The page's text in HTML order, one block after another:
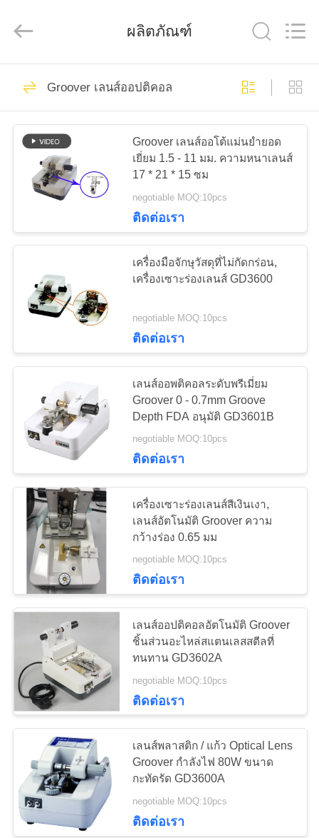
บ้าน
สินค้า
วิดีโอ
เกี่ยว
เรา
ทัวร์
โรงงาน
ควบคุม
คุณภาพ
ติดต่อ
ใบ
เสนอ
ราคา
แผนผัง
เว็บไซต์
Trade
SCM
Rights
Optical Lensometer
เครื่องวัดการหักเห
ของแสง
44
ชุดเลนส์ทดลองทัศน
มาตรศาสตร์
ทัศนมาตรโพธิ
เครื่องฉายแผนภูมิ
อัตโนมัติ
ผลิตภัณฑ์
Groover เลนส์ออปติคอล
Groover เลนส์ออโต้แม่นยำยอด
เยี่ยม 1.5 - 11 มม. ความหนาเลนส์
17 * 21 * 15 ซม
negotiable MOQ:10pcs
ติดต่อเรา
เครื่องมือจักษุวัสดุที่ไม่กัดกร่อน,
เครื่องเซาะร่องเลนส์ GD3600
negotiable MOQ:10pcs
ติดต่อเรา
เลนส์ออพติคอลระดับพรีเมี่ยม
Groover 0 - 0.7mm Groove
Depth FDA อนุมัติ GD3601B
negotiable MOQ:10pcs
ติดต่อเรา
เครื่องเซาะร่องเลนส์สีเงินเงา,
เลนส์อัตโนมัติ Groover ความ
กว้างร่อง 0.65 มม
negotiable MOQ:10pcs
ติดต่อเรา
เลนส์ออปติคอลอัตโนมัติ Groover
ชิ้นส่วนอะไหล่สแตนเลสสตีลที่
ทนทาน GD3602A
negotiable MOQ:10pcs
ติดต่อเรา
เลนส์พลาสติก / แก้ว Optical Lens
Groover กำลังไฟ 80W ขนาด
กะทัดรัด GD3600A
negotiable MOQ:10pcs
ติดต่อเรา